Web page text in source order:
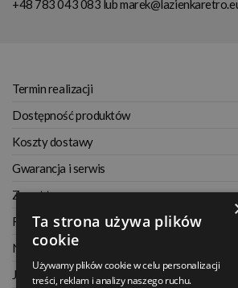
+48 783 043 083 lub
Termin realizacji
Dostępność produktów
Koszty dostawy
Gwarancja i serwis
Zwrot towaru
Regulamin
Najczęściej zadawane pytania
Jak kupować na raty
Ta strona używa plików
cookie
Używamy plików cookie w celu personalizacji
treści, reklam i analizy naszego ruchu.